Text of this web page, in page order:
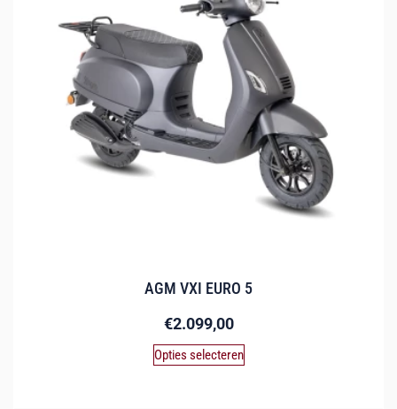
AGM VXI EURO 5
€2.099,00
Opties selecteren